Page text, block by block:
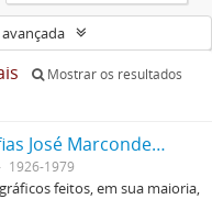
Mostrar os resultados
Coleção de Fotografias José Marcondes Borges
1926-1979
feitos, em sua maioria,